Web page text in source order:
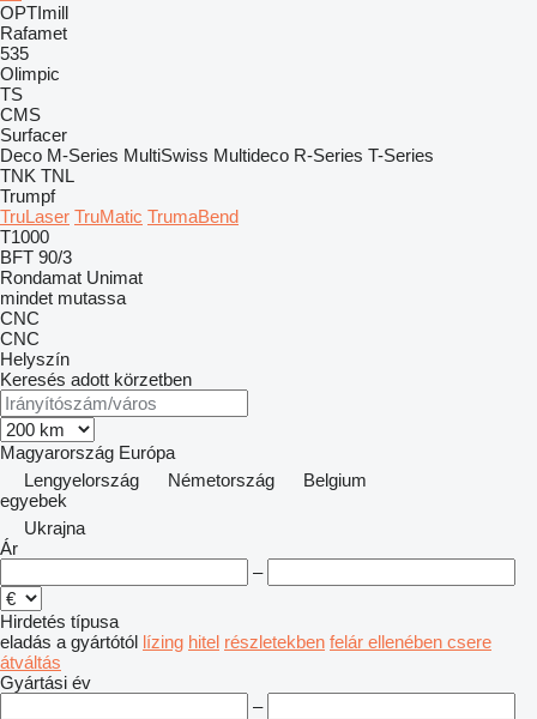
OPTImill
Rafamet
535
Olimpic
TS
CMS
Surfacer
Deco M-Series MultiSwiss Multideco R-Series T-Series
TNK TNL
Trumpf
TruLaser TruMatic TrumaBend
T1000
BFT 90/3
Rondamat Unimat
mindet mutassa
CNC
CNC
Helyszín
Keresés adott körzetben
Magyarország Európa
Lengyelország
Németország
Belgium
egyebek
Ukrajna
Ár
–
Hirdetés típusa
eladás a gyártótól lízing hitel részletekben felár ellenében csere
átváltás
Gyártási év
–